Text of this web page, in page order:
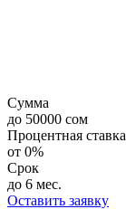
Сумма
до 50000 сом
Процентная ставка
от 0%
Срок
до 6 мес.
Оставить заявку